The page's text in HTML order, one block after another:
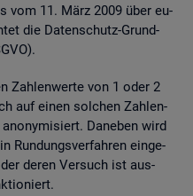
vom 11. März 2009 über eu­
die Da­ten­schutz-Grund­
Zah­len­wer­te von 1 oder 2
auf einen sol­chen Zah­len­
Da­ne­ben wird
Run­dungs­ver­fah­ren ein­ge­
deren Ver­such ist aus­